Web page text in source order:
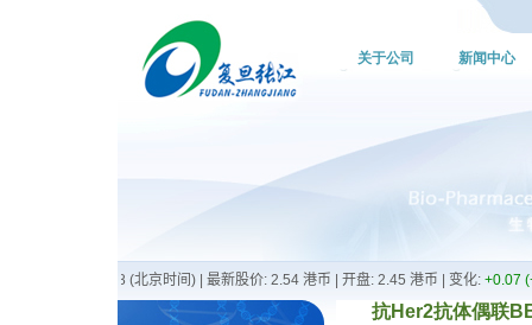
关于公司 新闻中心
抗Her2抗体偶联